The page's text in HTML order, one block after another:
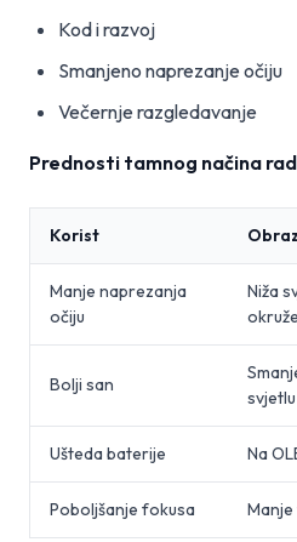
Kod i razvoj
Smanjeno naprezanje očiju
Večernje razgledavanje
Prednosti tamnog načina
Korist
Manje naprezanja
očiju
Niža
Bolji san
svjetlu
Ušteda baterije Na
Poboljšanje fokusa